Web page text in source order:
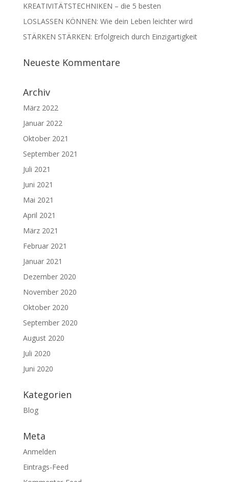
KREATIVITÄTSTECHNIKEN – die 5 besten
LOSLASSEN KÖNNEN: Wie dein Leben leichter wird
STÄRKEN STÄRKEN: Erfolgreich durch Einzigartigkeit
Neueste Kommentare
Archiv
März 2022
Januar 2022
Oktober 2021
September 2021
Juli 2021
Juni 2021
Mai 2021
April 2021
März 2021
Februar 2021
Januar 2021
Dezember 2020
November 2020
Oktober 2020
September 2020
August 2020
Juli 2020
Juni 2020
Kategorien
Blog
Meta
Anmelden
Eintrags-Feed